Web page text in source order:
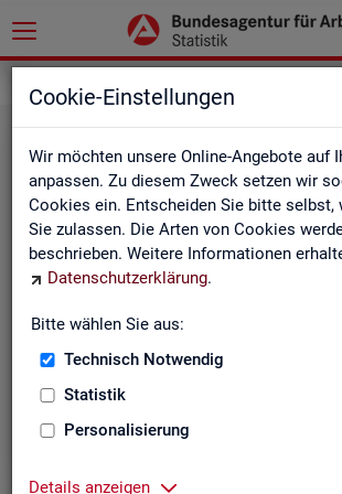
Cookie-Einstellungen
Wir möchten unsere Online-Angebote auf
anpassen. Zu diesem Zweck setzen wir
Cookies ein. Entscheiden Sie bitte selbst,
Sie zulassen. Die Arten von Cookies
beschrieben. Weitere Informationen
Datenschutzerklärung.
Bitte wählen Sie aus:
Technisch Notwendig
Statistik
Personalisierung
Details anzeigen
Hier stehen unsere
Kurzinformationen, Glossar,